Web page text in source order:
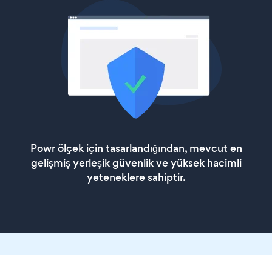
Powr ölçek için tasarlandığından, mevcut en
gelişmiş yerleşik güvenlik ve yüksek hacimli
yeteneklere sahiptir.